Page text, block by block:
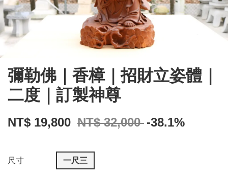
彌勒佛｜香樟｜招財立姿體｜
二度｜訂製神尊
NT$ 19,800 NT$ 32,000 -38.1%
尺寸 一尺三